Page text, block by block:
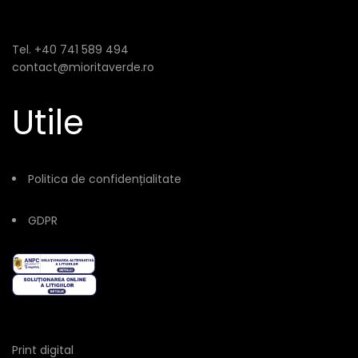
Tel. +40 741 589 494
contact@mioritaverde.ro
Utile
Politica de confidențialitate
GDPR
Print digital